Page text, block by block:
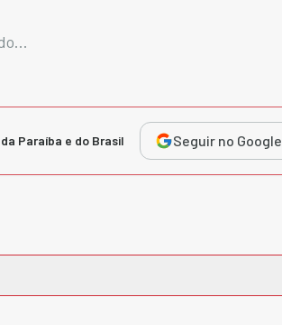
Paraíba e do Brasil Seguir no Google